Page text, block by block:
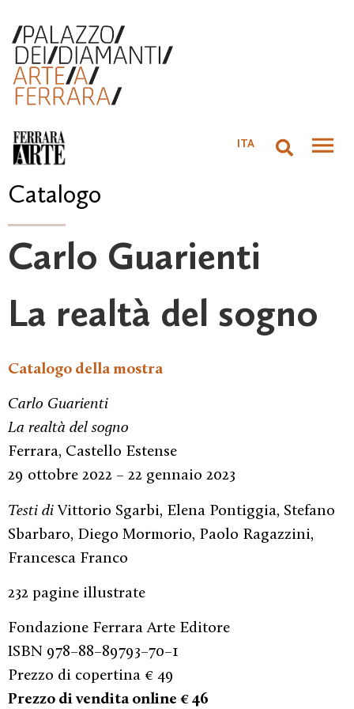
ITA
Catalogo
Carlo Guarienti
La realtà del sogno
Catalogo della mostra
Carlo Guarienti
La realtà del sogno
Ferrara, Castello Estense
29 ottobre 2022 – 22 gennaio 2023
Testi di Vittorio Sgarbi, Elena Pontiggia, Stefano
Sbarbaro, Diego Mormorio, Paolo Ragazzini,
Francesca Franco
232 pagine illustrate
Fondazione Ferrara Arte Editore
ISBN 978–88–89793–70–1
Prezzo di copertina € 49
Prezzo di vendita online € 46